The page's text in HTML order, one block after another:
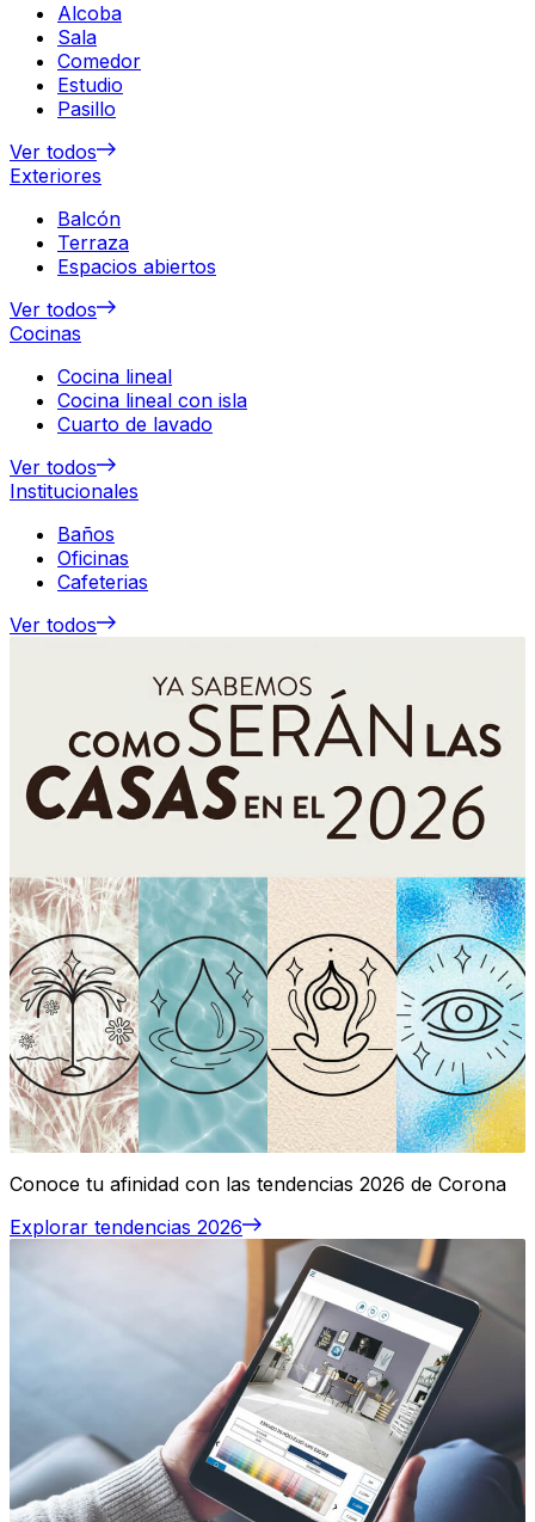
Alcoba
Sala
Comedor
Estudio
Pasillo
Ver todos
Exteriores
Balcón
Terraza
Espacios abiertos
Ver todos
Cocinas
Cocina lineal
Cocina lineal con isla
Cuarto de lavado
Ver todos
Institucionales
Baños
Oficinas
Cafeterias
Ver todos
Conoce tu afinidad con las tendencias 2026 de Corona
Explorar tendencias 2026